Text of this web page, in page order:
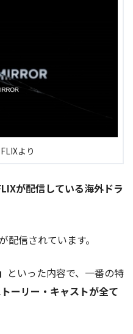
より
が配信している海外ドラ
配信されています。
といった内容で、一番の特
ーリー・キャストが全て